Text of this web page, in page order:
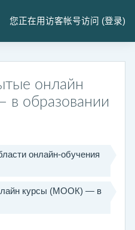
您正在用访客帐号访问 (登录)
онлайн
образовании
онлайн-обучения
курсы (МООК) — в